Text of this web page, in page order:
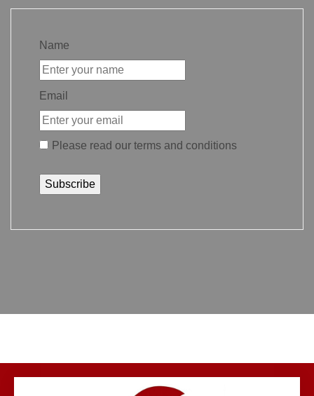
Name
Email
Please read our terms and conditions